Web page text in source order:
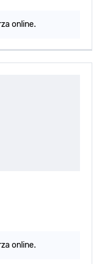
online.
online.